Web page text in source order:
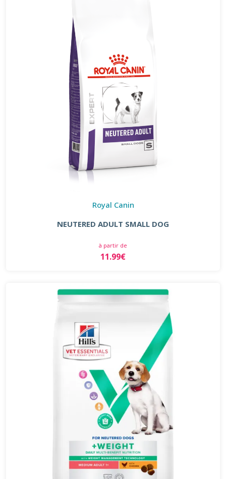
Royal Canin
NEUTERED ADULT SMALL DOG
à partir de
11.99€